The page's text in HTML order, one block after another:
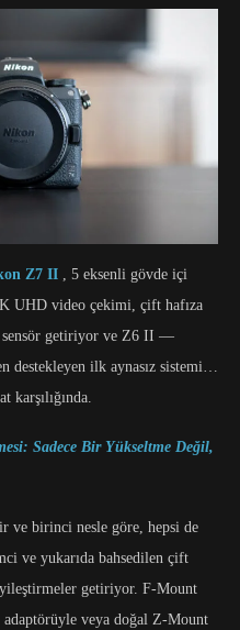
Z7 II , 5 eksenli gövde içi
UHD video çekimi, çift hafıza
sensör getiriyor ve Z6 II —
destekleyen ilk aynasız sistemi…
karşılığında.
Sadece Bir Yükseltme Değil,
ve birinci nesle göre, hepsi de
ve yukarıda bahsedilen çift
getiriyor. F-Mount
veya doğal Z-Mount